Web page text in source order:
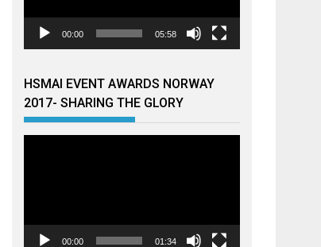
00:00 05:58
HSMAI EVENT AWARDS NORWAY
2017- SHARING THE GLORY
00:00 01:34